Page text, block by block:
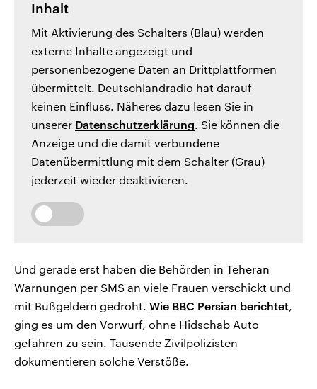
Inhalt
Mit Aktivierung des Schalters (Blau) werden
externe Inhalte angezeigt und
personenbezogene Daten an Drittplattformen
übermittelt. Deutschlandradio hat darauf
keinen Einfluss. Näheres dazu lesen Sie in
unserer Datenschutzerklärung. Sie können die
Anzeige und die damit verbundene
Datenübermittlung mit dem Schalter (Grau)
jederzeit wieder deaktivieren.
Und gerade erst haben die Behörden in Teheran
Warnungen per SMS an viele Frauen verschickt und
mit Bußgeldern gedroht. Wie BBC Persian berichtet,
ging es um den Vorwurf, ohne Hidschab Auto
gefahren zu sein. Tausende Zivilpolizisten
dokumentieren solche Verstöße.